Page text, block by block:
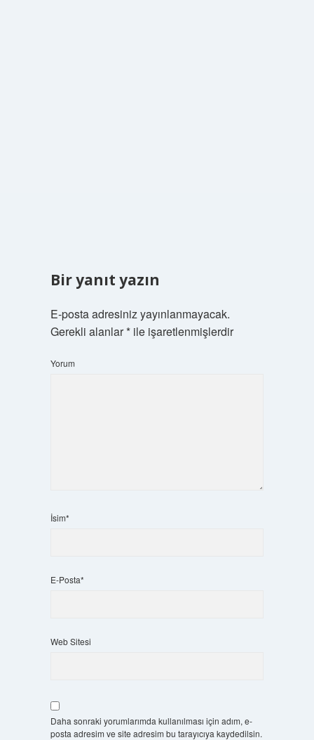
Bir yanıt yazın
E-posta adresiniz yayınlanmayacak.
Gerekli alanlar*ile işaretlenmişlerdir
Yorum
İsim*
E-Posta*
Web Sitesi
Daha sonraki yorumlarımda kullanılması için adım, e-
posta adresim ve site adresim bu tarayıcıya kaydedilsin.